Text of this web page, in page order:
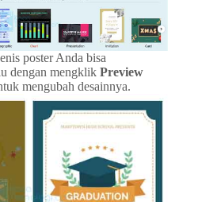
poster Anda bisa
dengan mengklik Preview
mengubah desainnya.